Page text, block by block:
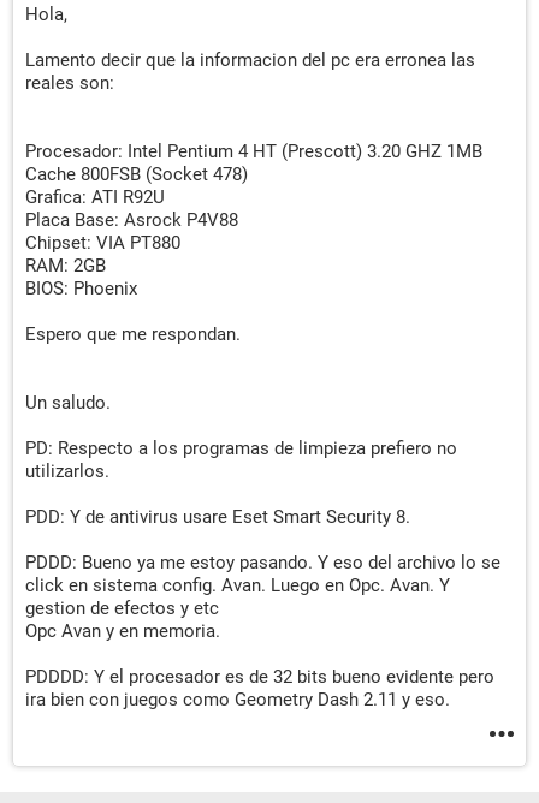
Hola,
Lamento decir que la informacion del pc era erronea las
reales son:
Procesador: Intel Pentium 4 HT (Prescott) 3.20 GHZ 1MB
Cache 800FSB (Socket 478)
Grafica: ATI R92U
Placa Base: Asrock P4V88
Chipset: VIA PT880
RAM: 2GB
BIOS: Phoenix
Espero que me respondan.
Un saludo.
PD: Respecto a los programas de limpieza prefiero no
utilizarlos.
PDD: Y de antivirus usare Eset Smart Security 8.
PDDD: Bueno ya me estoy pasando. Y eso del archivo lo se
click en sistema config. Avan. Luego en Opc. Avan. Y
gestion de efectos y etc
Opc Avan y en memoria.
PDDDD: Y el procesador es de 32 bits bueno evidente pero
ira bien con juegos como Geometry Dash 2.11 y eso.